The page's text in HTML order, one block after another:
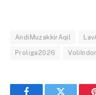
AndiMuzakkirAqil
Proliga2026